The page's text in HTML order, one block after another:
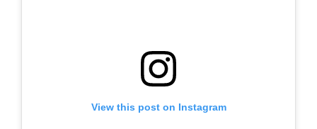
View this post on Instagram